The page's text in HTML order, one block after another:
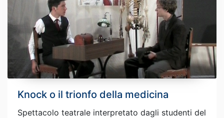
Knock o il trionfo della medicina
Spettacolo teatrale interpretato dagli studenti del